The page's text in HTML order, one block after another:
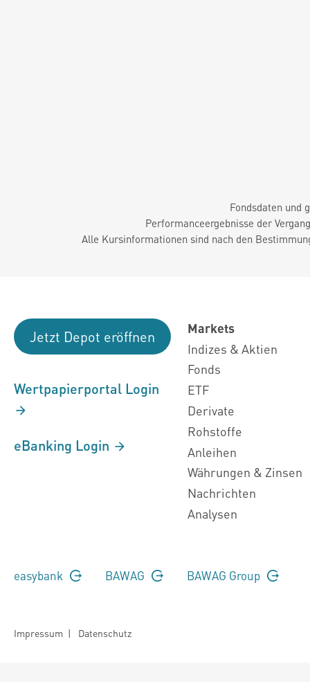
Fondsdaten und
Performanceergebnisse der
Alle Kursinformationen sind nach den
Jetzt Depot eröffnen
Wertpapierportal Login
eBanking Login
Markets
Indizes & Aktien
Fonds
ETF
Derivate
Rohstoffe
Anleihen
Währungen & Zinsen
Nachrichten
Analysen
easybank BAWAG BAWAG Group
Impressum | Datenschutz